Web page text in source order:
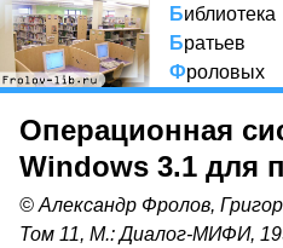
Библиотека
Братьев
Фроловых
Операционная
Windows 3.1 для
© Александр Фролов,
Том 11, М.: Диалог-МИФИ,